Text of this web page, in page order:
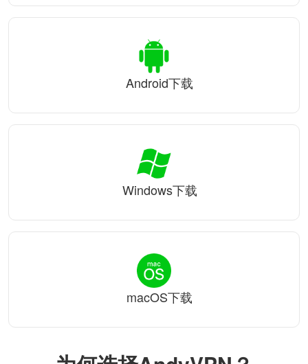
Android下载
Windows下载
macOS下载